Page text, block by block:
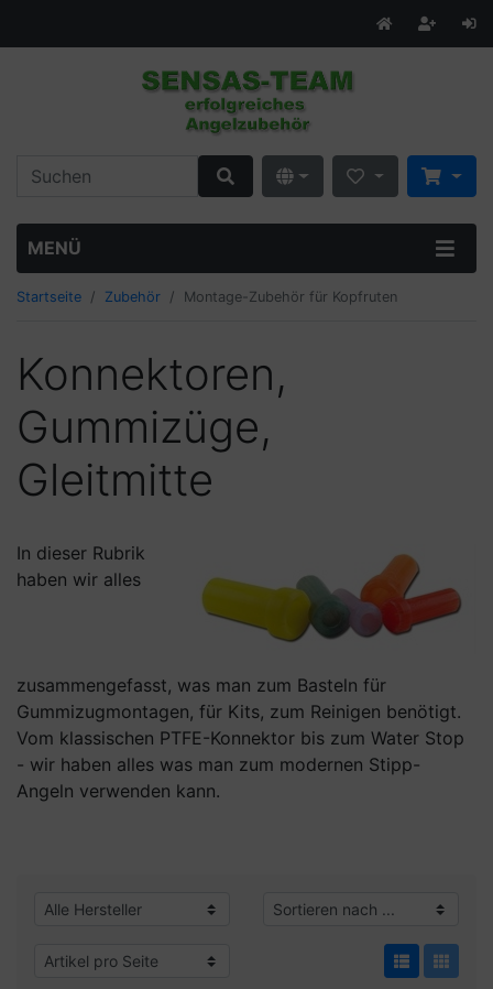
MENÜ
Startseite Zubehör Montage-Zubehör für Kopfruten
Konnektoren,
Gummizüge,
Gleitmitte
In dieser Rubrik
haben wir alles
zusammengefasst, was man zum Basteln für
Gummizugmontagen, für Kits, zum Reinigen benötigt.
Vom klassischen PTFE-Konnektor bis zum Water Stop
- wir haben alles was man zum modernen Stipp-
Angeln verwenden kann.